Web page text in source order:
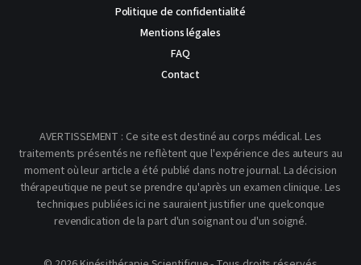
Politique de confidentialité
Mentions légales
FAQ
Contact
AVERTISSEMENT : Ce site est destiné au corps médical. Les
traitements présentés ne reflètent que l'expérience des auteurs au
moment où leur article a été publié dans notre journal. La décision
thérapeutique ne peut se prendre qu'après un examen clinique. Les
techniques publiées ici ne sauraient justifier une quelconque
revendication de la part d'un soignant ou d'un soigné.